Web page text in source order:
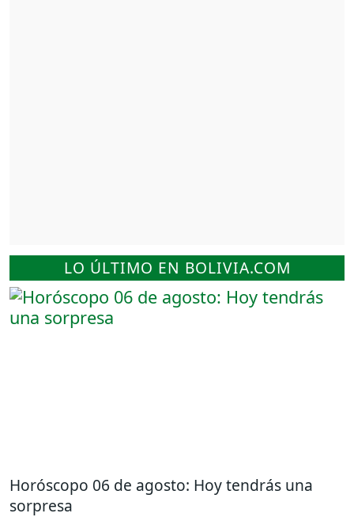
LO ÚLTIMO EN BOLIVIA.COM
Horóscopo 06 de agosto: Hoy tendrás una
sorpresa